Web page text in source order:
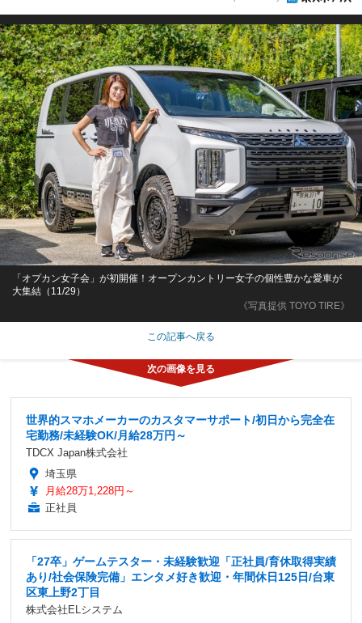
《写真提供 TOYO TIRE》
「オプカン女子会」が初開催！オープンカントリー女子の個性豊かな愛車が
大集結（11/29）
この記事へ戻る
世界的スマホメーカーのカスタマーサポート/初日から完全在
宅勤務/未経験OK/月給28万円～
TDCX Japan株式会社
埼玉県
月給28万1,228円～
正社員
「27卒」ゲームテスター・未経験歓迎「正社員/育休取得実績
あり/社会保険完備」エンタメ好き歓迎・年間休日125日/台東
区東上野2丁目
株式会社ELシステム